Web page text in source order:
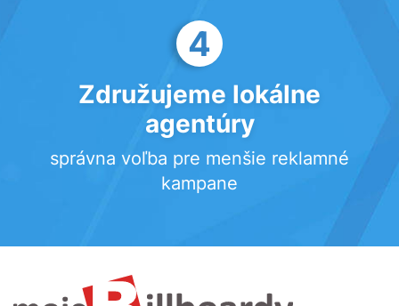
4
Združujeme lokálne
agentúry
správna voľba pre menšie reklamné
kampane